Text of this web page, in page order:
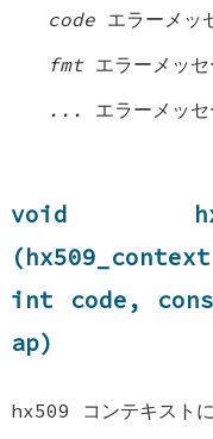
code エラーメッ
fmtエラーメッセ
...
エラーメッセ
void
int code,
ap)
hx509 コンテキストに